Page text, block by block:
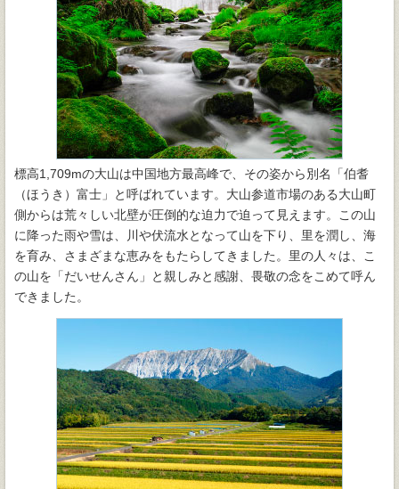
標高1,709mの大山は中国地方最高峰で、その姿から別名「伯耆
（ほうき）富士」と呼ばれています。大山参道市場のある大山町
側からは荒々しい北壁が圧倒的な迫力で迫って見えます。この山
に降った雨や雪は、川や伏流水となって山を下り、里を潤し、海
を育み、さまざまな恵みをもたらしてきました。里の人々は、こ
の山を「だいせんさん」と親しみと感謝、畏敬の念をこめて呼ん
できました。